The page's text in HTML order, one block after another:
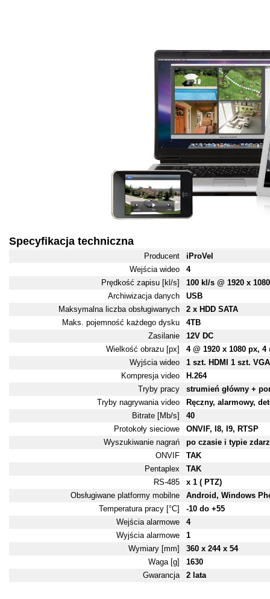
Specyfikacja techniczna
Producent
iProVel
Wejścia wideo
4
Prędkość zapisu [kl/s]
100 kl/s @ 1920 x
Archiwizacja danych
USB
Maksymalna liczba obsługiwanych
2 x HDD SATA
Maks. pojemność każdego dysku
4TB
Zasilanie
12V DC
Wielkość obrazu [px]
4 @ 1920 x 1080 px, 4
Wyjścia wideo
1 szt. HDMI 1 szt. VGA
Kompresja video
H.264
Tryby pracy
strumień główny +
Tryby nagrywania video
Ręczny, alarmowy,
Bitrate [Mb/s]
40
Protokoły sieciowe
ONVIF, I8, I9, RTSP
Wyszukiwanie nagrań
po czasie i typie
ONVIF
TAK
Pentaplex
TAK
RS-485
x 1 ( PTZ)
Obsługiwane platformy mobilne
Android, Windows
Temperatura pracy [°C]
-10 do +55
Wejścia alarmowe
4
Wyjścia alarmowe
1
Wymiary [mm]
360 x 244 x 54
Waga [g]
1630
Gwarancja
2 lata